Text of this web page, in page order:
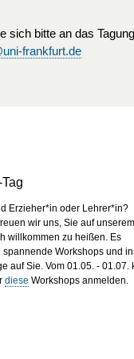
sich bitte an das
frankfurt.de
Erzieher*in oder Lehrer*in?
wir uns, Sie auf
willkommen zu heißen. Es
spannende Workshops und
auf Sie. Vom 01.05. - 01.07.
diese Workshops anmelden.